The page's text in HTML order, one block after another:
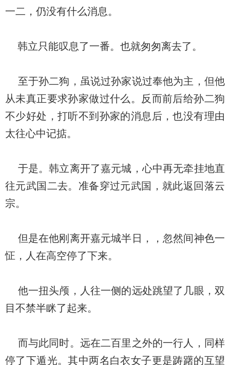
一二，仍没有什么消息。
韩立只能叹息了一番。也就匆匆离去了。
至于孙二狗，虽说过孙家说过奉他为主，但他
从未真正要求孙家做过什么。反而前后给孙二狗
不少好处，打听不到孙家的消息后，也没有理由
太往心中记掂。
于是。韩立离开了嘉元城，心中再无牵挂地直
往元武国二去。准备穿过元武国，就此返回落云
宗。
但是在他刚离开嘉元城半日，，忽然间神色一
怔，人在高空停了下来。
他一扭头颅，人往一侧的远处跳望了几眼，双
目不禁半眯了起来。
而与此同时。远在二百里之外的一行人，同样
停了下遁光。其中两名白衣女子更是踌躇的互望